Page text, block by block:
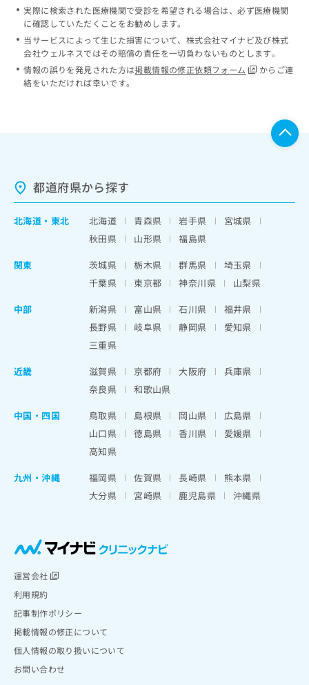
実際に検索された医療機関で受診を希望される場合は、必ず医療機関
に確認していただくことをお勧めします。
当サービスによって生じた損害について、株式会社マイナビ及び株式
会社ウェルネスではその賠償の責任を一切負わないものとします。
情報の誤りを発見された方は掲載情報の修正依頼フォーム
からご連
絡をいただければ幸いです。
都道府県から探す
北海道 ・ 東北 北海道 青森県 岩手県
宮城県
秋田県
山形県
福島県
関東
茨城県 栃木県 群馬県
埼玉県
千葉県
東京都 神奈川県
山梨県
中部
新潟県 富山県 石川県
福井県
長野県
岐阜県 静岡県
愛知県
三重県
近畿
滋賀県 京都府 大阪府
兵庫県
奈良県
和歌山県
中国・四国
鳥取県 島根県 岡山県
広島県
山口県
徳島県 香川県
愛媛県
高知県
九州・沖縄
福岡県 佐賀県 長崎県
熊本県
大分県
宮崎県 鹿児島県 沖縄県
運営会社
利用規約
記事制作ポリシー
掲載情報の修正について
個人情報の取り扱いについて
お問い合わせ